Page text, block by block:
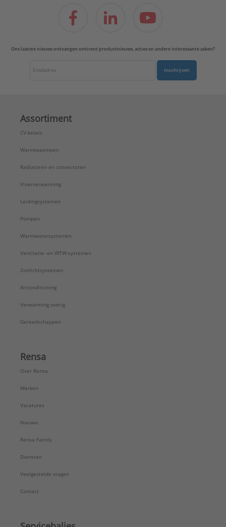
Ons laatste nieuws ontvangen omtrent productnieuws, acties en andere interessante zaken?
Inschrijven
Assortiment
CV-ketels
Warmtepompen
Radiatoren en convectoren
Vloerverwarming
Leidingsystemen
Pompen
Warmwatersystemen
Ventilatie- en WTW-systemen
Zonlichtsystemen
Airconditioning
Verwarming overig
Gereedschappen
Rensa
Over Rensa
Merken
Vacatures
Nieuws
Rensa Family
Diensten
Veelgestelde vragen
Contact